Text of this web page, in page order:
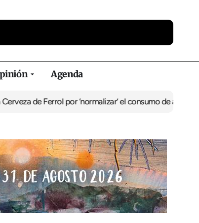
Agenda
Ferrol por ‘normalizar’ el consumo de alcoholDe